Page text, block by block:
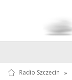
Radio Szczecin »